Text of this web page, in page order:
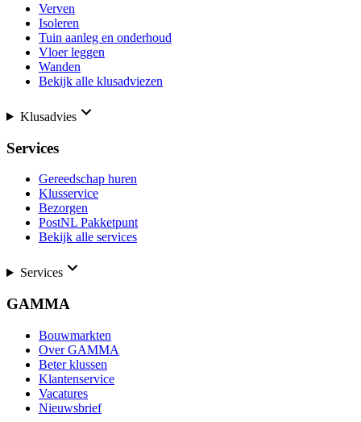
Verven
Isoleren
Tuin aanleg en onderhoud
Vloer leggen
Wanden
Bekijk alle klusadviezen
Klusadvies
Services
Gereedschap huren
Klusservice
Bezorgen
PostNL Pakketpunt
Bekijk alle services
Services
GAMMA
Bouwmarkten
Over GAMMA
Beter klussen
Klantenservice
Vacatures
Nieuwsbrief